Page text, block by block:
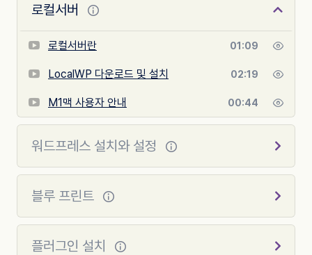
로컬서버
로컬서버란 01:09
LocalWP 다운로드 및 설치 02:19
M1맥 사용자 안내 00:44
워드프레스 설치와 설정
블루 프린트
플러그인 설치